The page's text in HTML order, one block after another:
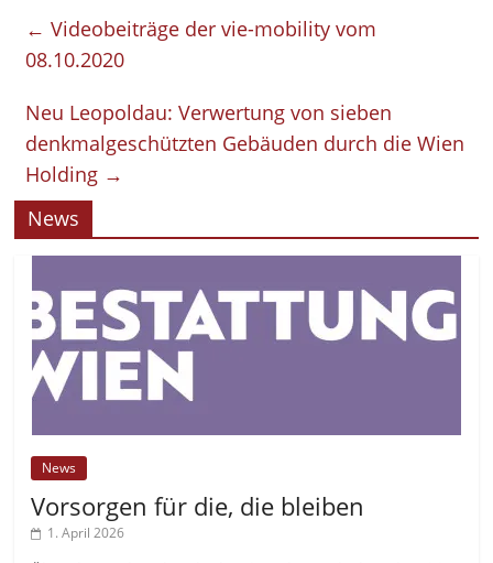
← Videobeiträge der vie-mobility vom
08.10.2020
Neu Leopoldau: Verwertung von sieben
denkmalgeschützten Gebäuden durch die Wien
Holding →
News
News
Vorsorgen für die, die bleiben
1. April 2026